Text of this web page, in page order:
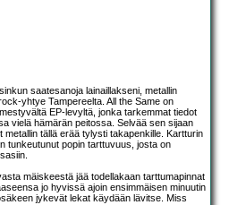
saatesanoja lainaillakseni, metallin
yhtye Tampereelta. All the Same on
EP-levyltä, jonka tarkemmat tiedot
vielä hämärän peitossa. Selvää sen sijaan
tällä erää tylysti takapenkille. Kartturin
tunkeutunut popin tarttuvuus, josta on
mäiskeestä jää todellakaan tarttumapinnat
jo hyvissä ajoin ensimmäisen minuutin
jykevät lekat käydään lävitse. Miss